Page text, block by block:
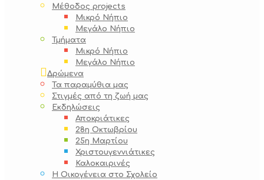
Μέθοδος projects
Μικρό Νήπιο
Μεγάλο Νήπιο
Τμήματα
Μικρό Νήπιο
Μεγάλο Νήπιο
Δρώμενα
Τα παραμύθια μας
Στιγμές από τη ζωή μας
Εκδηλώσεις
Αποκριάτικες
28η Οκτωβρίου
25η Μαρτίου
Χριστουγεννιάτικες
Καλοκαιρινές
Η Οικογένεια στο Σχολείο